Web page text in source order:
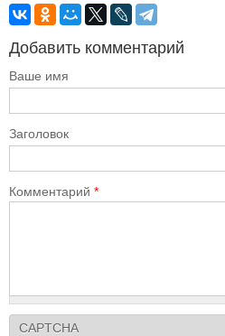
Добавить комментарий
Ваше имя
Заголовок
Комментарий *
CAPTCHA